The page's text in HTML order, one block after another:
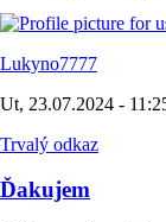
Lukyno7777
Ut, 23.07.2024 -
Trvalý odkaz
Ďakujem